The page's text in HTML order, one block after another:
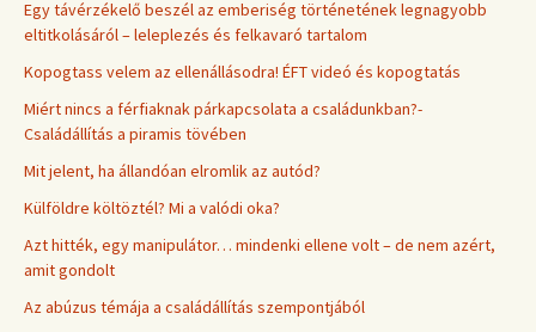
Egy távérzékelő beszél az emberiség történetének legnagyobb
eltitkolásáról – leleplezés és felkavaró tartalom
Kopogtass velem az ellenállásodra! ÉFT videó és kopogtatás
Miért nincs a férfiaknak párkapcsolata a családunkban?-
Családállítás a piramis tövében
Mit jelent, ha állandóan elromlik az autód?
Külföldre költöztél? Mi a valódi oka?
Azt hitték, egy manipulátor… mindenki ellene volt – de nem azért,
amit gondolt
Az abúzus témája a családállítás szempontjából